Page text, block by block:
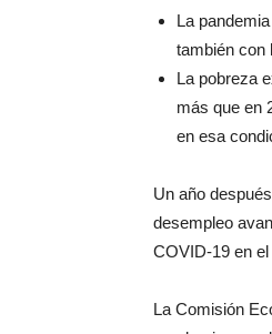
La
también con
La pobreza
más que en
en esa
Un año
desempleo
COVID-19 en el
La Comisión